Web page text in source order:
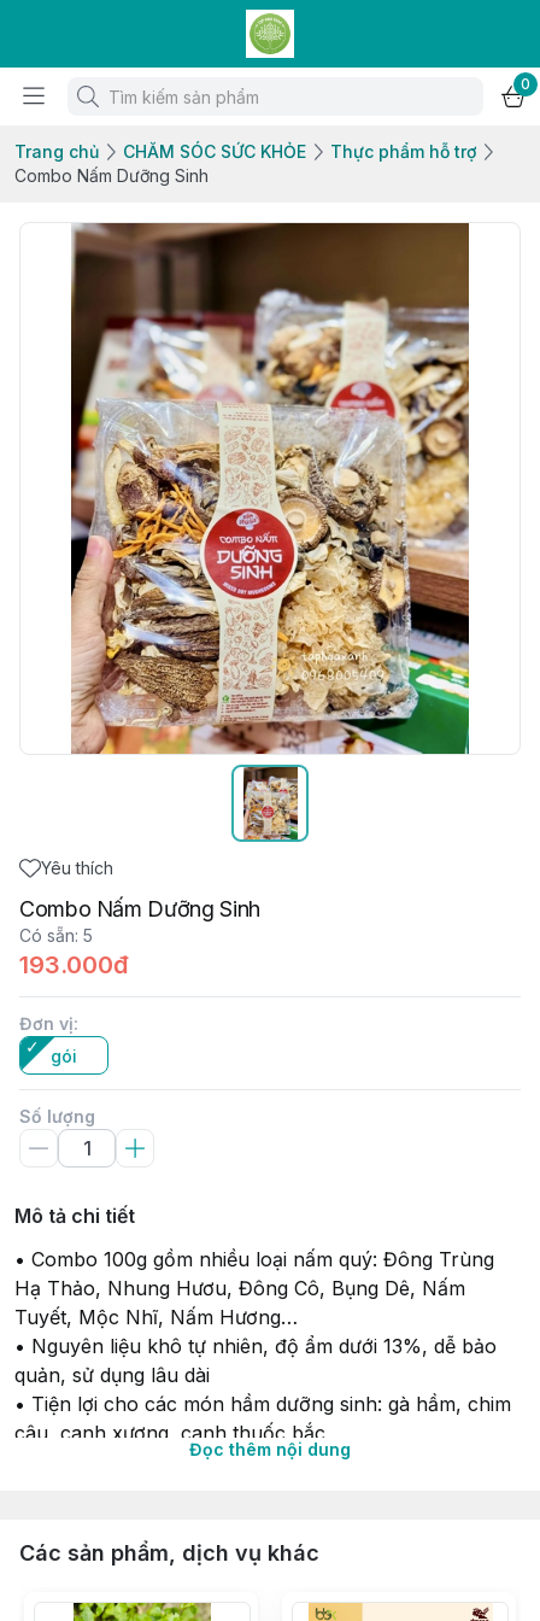
0
Trang chủ CHĂM SÓC SỨC KHỎE
Thực phẩm hỗ trợ
Combo Nấm Dưỡng Sinh
Yêu thích
Combo Nấm Dưỡng Sinh
Có sẵn: 5
193.000đ
Đơn vị:
gói
Số lượng
Mô tả chi tiết
• Combo 100g gồm nhiều loại nấm quý: Đông Trùng
Hạ Thảo, Nhung Hươu, Đông Cô, Bụng Dê, Nấm
Tuyết, Mộc Nhĩ, Nấm Hương…
• Nguyên liệu khô tự nhiên, độ ẩm dưới 13%, dễ bảo
quản, sử dụng lâu dài
• Tiện lợi cho các món hầm dưỡng sinh: gà hầm, chim
câu, canh xương, canh thuốc bắc
• Giúp tăng cường đề kháng, bồi bổ cơ thể, hỗ trợ
pháp dưỡng sinh
Đọc thêm nội dung
Các sản phẩm, dịch vụ khác